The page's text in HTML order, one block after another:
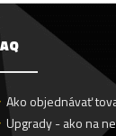
Ako objednávať
Upgrady - ako na ne